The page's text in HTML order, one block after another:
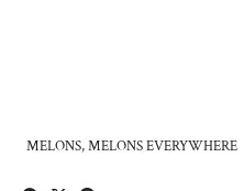
MELONS, MELONS EVERYWHERE